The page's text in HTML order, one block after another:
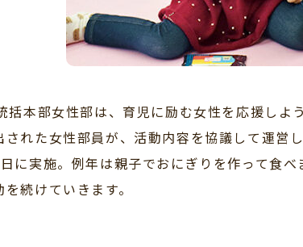
本部女性部は、育児に励む女性を応援しよ
れた女性部員が、活動内容を協議して運営
に実施。例年は親子でおにぎりを作って食
続けていきます。